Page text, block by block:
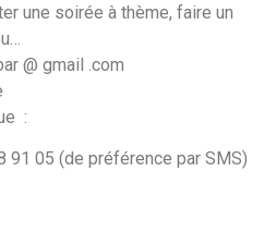
une soirée à thème, faire un
@ gmail .com
:
91 05 (de préférence par SMS)